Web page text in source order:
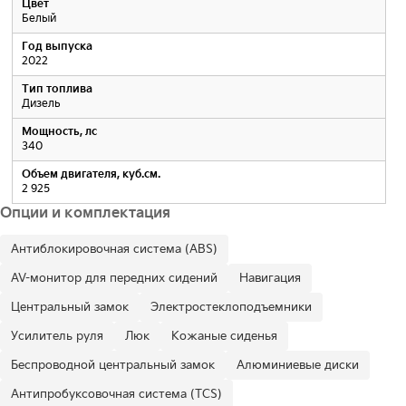
Цвет
Белый
Год выпуска
2022
Тип топлива
Дизель
Мощность, лс
340
Объем двигателя, куб.см.
2 925
Опции и комплектация
Антиблокировочная система (ABS)
AV-монитор для передних сидений
Навигация
Центральный замок
Электростеклоподъемники
Усилитель руля
Люк
Кожаные сиденья
Беспроводной центральный замок
Алюминиевые диски
Антипробуксовочная система (TCS)